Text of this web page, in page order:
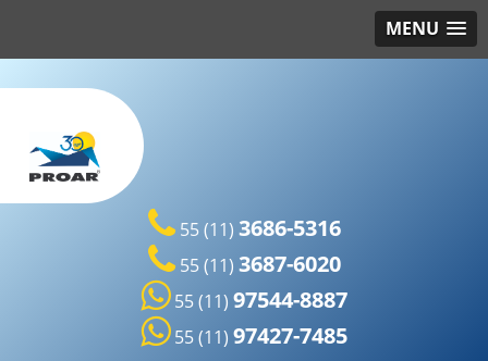
MENU
55 (11) 3686-5316
55 (11) 3687-6020
55 (11) 97544-8887
55 (11) 97427-7485